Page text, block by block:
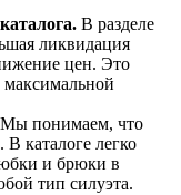
В разделе
ликвидация
цен. Это
Мы понимаем, что
каталоге легко
и брюки в
тип силуэта.